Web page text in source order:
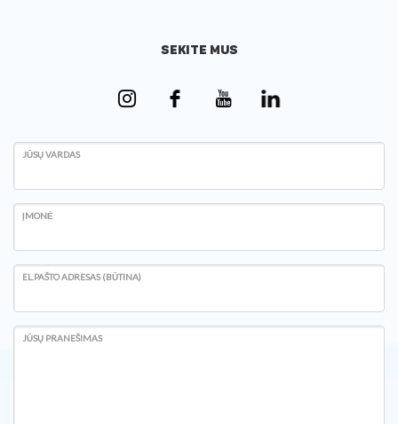
SEKITE MUS
JŪSŲ VARDAS
ĮMONĖ
EL.PAŠTO ADRESAS (BŪTINA)
JŪSŲ PRANEŠIMAS